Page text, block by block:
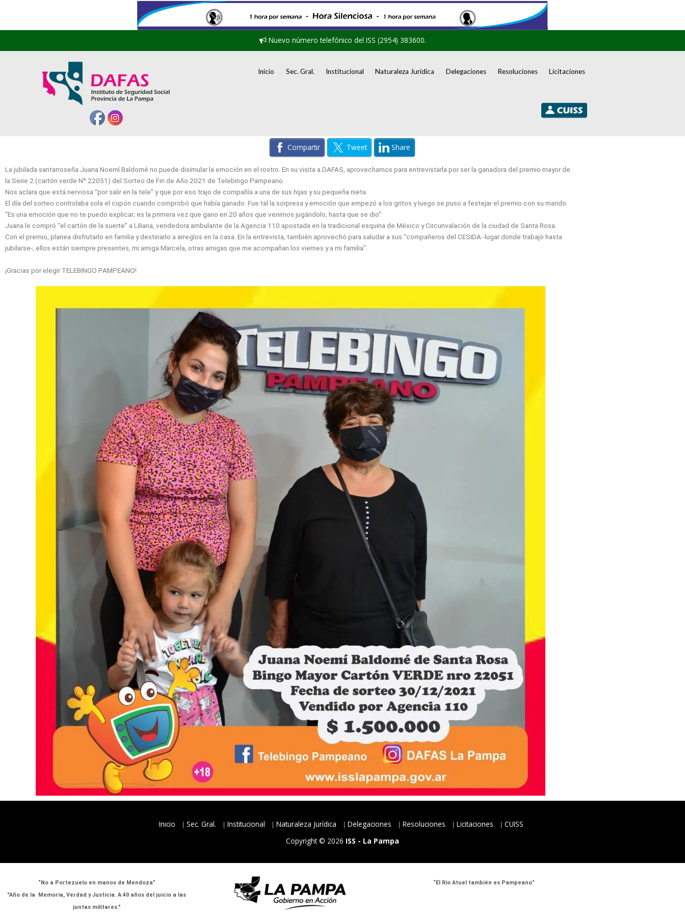
Nuevo número telefónico del ISS (2954) 383600.
Inicio Sec. Gral. Institucional Naturaleza Jurídica Delegaciones Resoluciones Licitaciones
Compartir Tweet Share
La jubilada santarroseña Juana Noemí Baldomé no puede disimular la emoción en el rostro. En su visita a DAFAS, aprovechamos para entrevistarla por ser la ganadora del premio mayor de
la Serie 2 (cartón verde Nº 22051) del Sorteo de Fin de Año 2021 de Telebingo Pampeano.
Nos aclara que está nerviosa “por salir en la tele” y que por eso trajo de compañía a una de sus hijas y su pequeña nieta.
El día del sorteo controlaba sola el cupón cuando comprobó que había ganado. Fue tal la sorpresa y emoción que empezó a los gritos y luego se puso a festejar el premio con su marido.
“Es una emoción que no te puedo explicar; es la primera vez que gano en 20 años que venimos jugándolo, hasta que se dio”.
Juana le compró “el cartón de la suerte” a Liliana, vendedora ambulante de la Agencia 110 apostada en la tradicional esquina de México y Circunvalación de la ciudad de Santa Rosa.
Con el premio, planea disfrutarlo en familia y destinarlo a arreglos en la casa. En la entrevista, también aprovechó para saludar a sus “compañeros del CESIDA -lugar donde trabajó hasta
jubilarse-; ellos están siempre presentes, mi amiga Marcela, otras amigas que me acompañan los viernes y a mi familia”.
¡Gracias por elegir TELEBINGO PAMPEANO!
Inicio Sec. Gral. Institucional Naturaleza Jurídica Delegaciones Resoluciones Licitaciones
CUISS
Copyright © 2026 ISS - La Pampa
“No a Portezuelo en manos de Mendoza”
"Año de la Memoria, Verdad y Justicia. A 40 años del juicio a las
juntas militares."
“El Río Atuel también es Pampeano”